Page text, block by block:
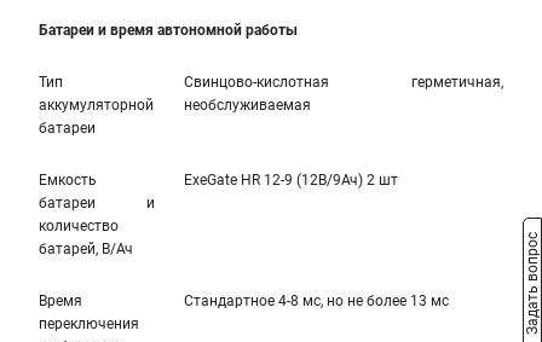
Батареи и время автономной работы
Тип
аккумуляторной
батареи
Свинцово-кислотная герметичная,
необслуживаемая
Емкость
батареи и
количество
батарей, В/Ач
ExeGate HR 12-9 (12В/9Ач) 2 шт
Время
переключения
Стандартное 4-8 мс, но не более 13 мс Задать вопрос